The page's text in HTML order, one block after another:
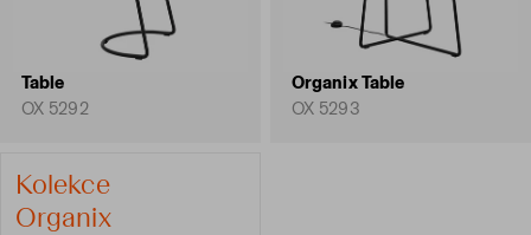
Table
OX 5292
Organix Table
OX 5293
Kolekce
Organix